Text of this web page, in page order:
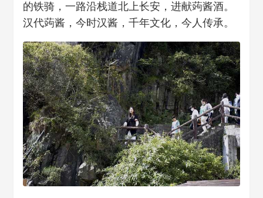
的铁骑，一路沿栈道北上长安，进献蒟酱酒。
汉代蒟酱，今时汉酱，千年文化，今人传承。